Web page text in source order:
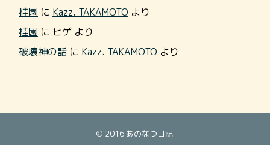
桂園 に Kazz. TAKAMOTO より
桂園 に ヒゲ より
破壊神の話 に Kazz. TAKAMOTO より
© 2016 あのなつ日記.